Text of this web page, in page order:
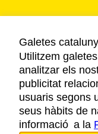
Galetes
Utilitzem
analitzar els
publicitat
usuaris segons
seus hàbits de
informació a la